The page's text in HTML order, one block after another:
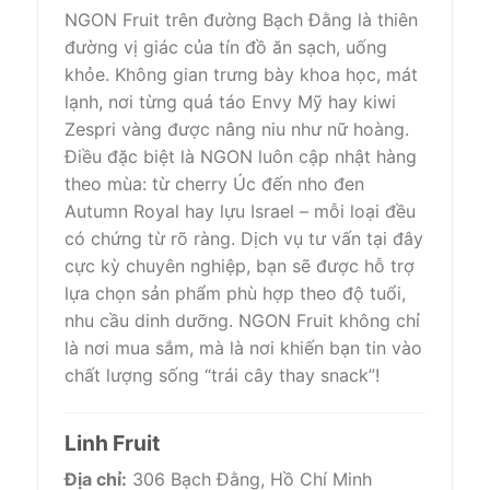
NGON Fruit trên đường Bạch Đằng là thiên
đường vị giác của tín đồ ăn sạch, uống
khỏe. Không gian trưng bày khoa học, mát
lạnh, nơi từng quả táo Envy Mỹ hay kiwi
Zespri vàng được nâng niu như nữ hoàng.
Điều đặc biệt là NGON luôn cập nhật hàng
theo mùa: từ cherry Úc đến nho đen
Autumn Royal hay lựu Israel – mỗi loại đều
có chứng từ rõ ràng. Dịch vụ tư vấn tại đây
cực kỳ chuyên nghiệp, bạn sẽ được hỗ trợ
lựa chọn sản phẩm phù hợp theo độ tuổi,
nhu cầu dinh dưỡng. NGON Fruit không chỉ
là nơi mua sắm, mà là nơi khiến bạn tin vào
chất lượng sống “trái cây thay snack”!
Linh Fruit
Địa chỉ: 306 Bạch Đằng, Hồ Chí Minh